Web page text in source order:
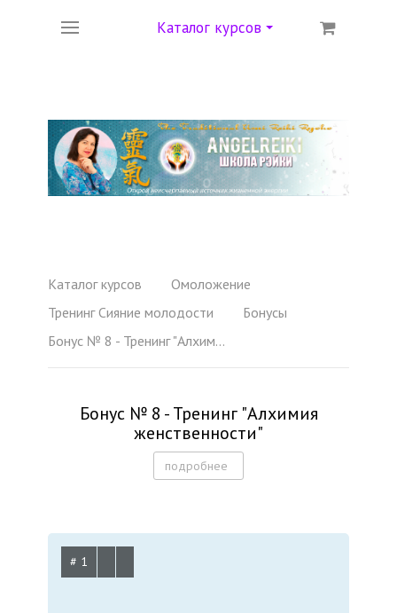
Каталог курсов
Каталог курсов
Омоложение
Тренинг Сияние молодости
Бонусы
Бонус № 8 - Тренинг "Алхимия женственности"
Бонус № 8 - Тренинг "Алхимия
женственности"
подробнее
# 1